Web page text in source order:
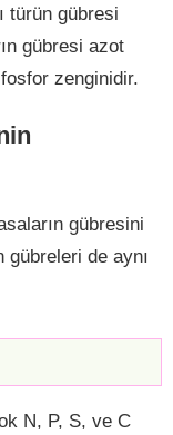
türün gübresi
gübresi azot
zenginidir.
gübresini
de aynı
N, P, S, ve C